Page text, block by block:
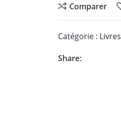
Comparer
Catégorie : Livres
Share: